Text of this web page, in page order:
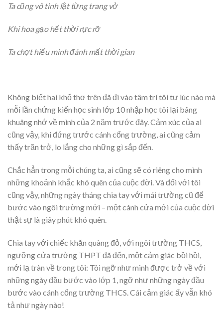
Ta cũng vô tình lật từng trang vở
Khi hoa gạo hết thời rực rỡ
Ta chợt hiểu mình đánh mất thời gian
Không biết hai khổ thơ trên đã đi vào tâm trí tôi tự lúc nào mà
mỗi lần chứng kiến học sinh lớp 10 nhập học tôi lại bâng
khuâng nhớ về mình của 2 năm trước đây. Cảm xúc của ai
cũng vậy, khi đứng trước cánh cổng trường, ai cũng cảm
thấy trăn trở, lo lắng cho những gì sắp đến.
Chắc hẳn trong mỗi chúng ta, ai cũng sẽ có riêng cho mình
những khoảnh khắc khó quên của cuộc đời. Và đối với tôi
cũng vậy, những ngày tháng chia tay với mái trường cũ để
bước vào ngôi trường mới – một cánh cửa mới của cuộc đời
thật sự là giây phút khó quên.
Chia tay với chiếc khăn quàng đỏ, với ngôi trường THCS,
ngưỡng cửa trường THPT đã đến, một cảm giác bồi hồi,
mới lạ tràn về trong tôi: Tôi ngỡ như mình được trở về với
những ngày đầu bước vào lớp 1, ngỡ như những ngày đầu
bước vào cánh cổng trường THCS. Cái cảm giác ấy vẫn khó
tả như ngày nào!